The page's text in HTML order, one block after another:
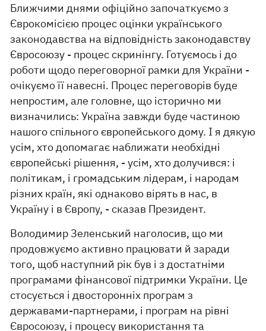
Ближчими днями офіційно започаткуємо з
Єврокомісією процес оцінки українського
законодавства на відповідність законодавству
Євросоюзу - процес скринінгу. Готуємось і до
роботи щодо переговорної рамки для України -
очікуємо її навесні. Процес переговорів буде
непростим, але головне, що історично ми
визначились: Україна завжди буде частиною
нашого спільного європейського дому. І я дякую
усім, хто допомагає наближати необхідні
європейські рішення, - усім, хто долучився: і
політикам, і громадським лідерам, і народам
різних країн, які однаково вірять в нас, в
Україну і в Європу, - сказав Президент.
Володимир Зеленський наголосив, що ми
продовжуємо активно працювати й заради
того, щоб наступний рік був і з достатніми
програмами фінансової підтримки України. Це
стосується і двосторонніх програм з
державами-партнерами, і програм на рівні
Євросоюзу, і процесу використання та